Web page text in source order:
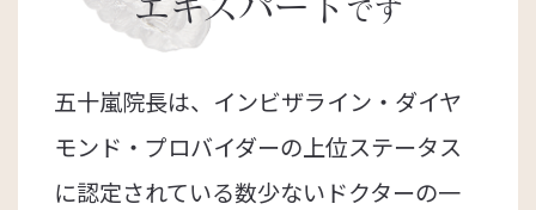
エキスパート です
五十嵐院長は、インビザライン・ダイヤ
モンド・プロバイダーの上位ステータス
に認定されている数少ないドクターの一